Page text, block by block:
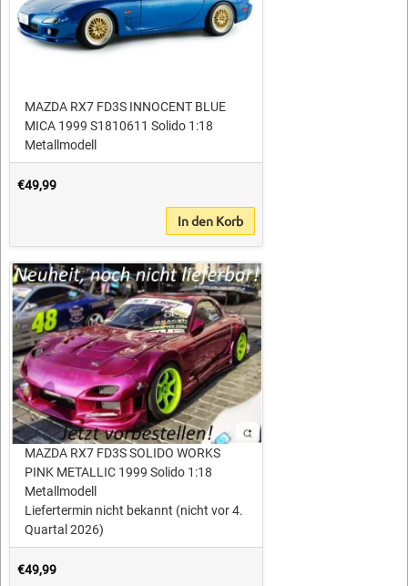
MAZDA RX7 FD3S INNOCENT BLUE
MICA 1999 S1810611 Solido 1:18
Metallmodell
€49,99
In den Korb
MAZDA RX7 FD3S SOLIDO WORKS
PINK METALLIC 1999 Solido 1:18
Metallmodell
Liefertermin nicht bekannt (nicht vor 4.
Quartal 2026)
€49,99